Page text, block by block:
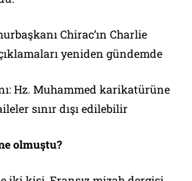
Chirac’ın Charlie
yeniden gündemde
Hz. Muhammed karikatürüne
sınır dışı edilebilir
olmuştu?